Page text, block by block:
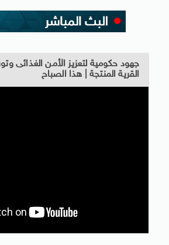
جهود حكومية لتعزيز الأمن الغذائى
القرية المنتجة | هذا الصباح